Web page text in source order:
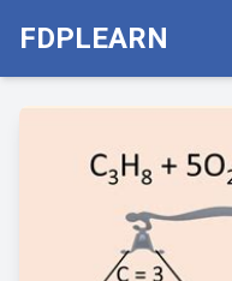
FDPLEARN